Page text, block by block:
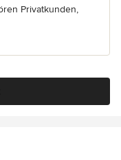
Privatkunden,